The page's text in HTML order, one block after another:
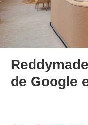
de Google